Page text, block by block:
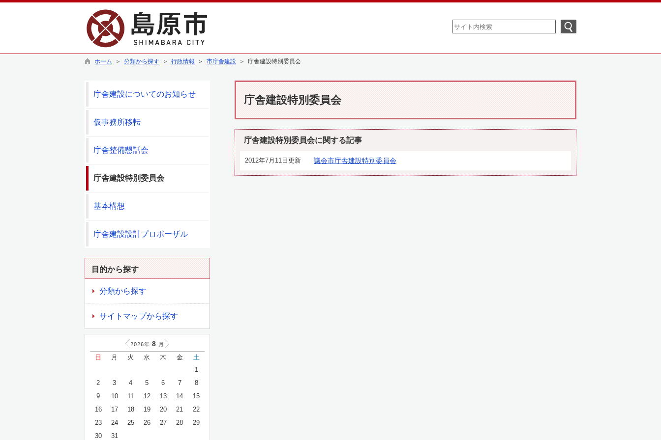
ホーム ＞ 分類から探す ＞ 行政情報 ＞ 市庁舎建設 ＞ 庁舎建設特別委員会
庁舎建設特別委員会
庁舎建設特別委員会に関する記事
2012年7月11日更新 議会市庁舎建設特別委員会
庁舎建設についてのお知らせ
仮事務所移転
庁舎整備懇話会
庁舎建設特別委員会
基本構想
庁舎建設設計プロポーザル
目的から探す
分類から探す
サイトマップから探す
2026年 8 月
日 月 火 水 木 金
土
1
2
3 4 5 6 7
8
9
10 11 12 13 14
15
16
17 18 19 20 21
22
23
24 25 26 27 28
29
30
31